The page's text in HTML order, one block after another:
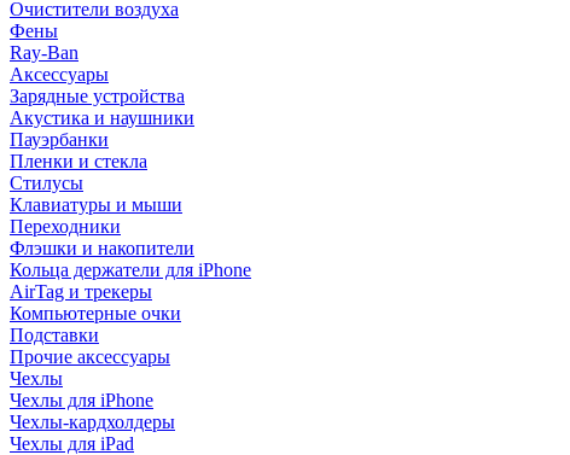
Очистители воздуха
Фены
Ray-Ban
Аксессуары
Зарядные устройства
Акустика и наушники
Пауэрбанки
Пленки и стекла
Стилусы
Клавиатуры и мыши
Переходники
Флэшки и накопители
Кольца держатели для iPhone
AirTag и трекеры
Компьютерные очки
Подставки
Прочие аксессуары
Чехлы
Чехлы для iPhone
Чехлы-кардхолдеры
Чехлы для iPad